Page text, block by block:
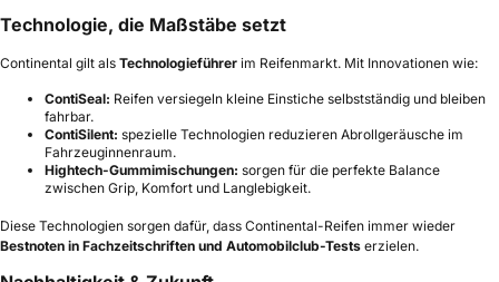
Technologie, die Maßstäbe setzt
Continental gilt als Technologieführer im Reifenmarkt. Mit Innovationen wie:
ContiSeal: Reifen versiegeln kleine Einstiche selbstständig und bleiben
fahrbar.
ContiSilent: spezielle Technologien reduzieren Abrollgeräusche im
Fahrzeuginnenraum.
Hightech-Gummimischungen: sorgen für die perfekte Balance
zwischen Grip, Komfort und Langlebigkeit.
Diese Technologien sorgen dafür, dass Continental-Reifen immer wieder
Bestnoten in Fachzeitschriften und Automobilclub-Tests erzielen.